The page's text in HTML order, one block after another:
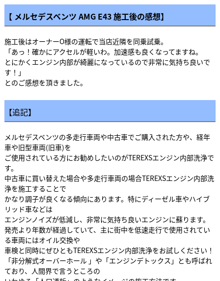
【 メルセデスベンツ AMG E43 施工後の感想】
施工後はオーナーO様の運転で当店近隣を同乗試乗。
「あっ！確かにアクセルが軽いわ。加速感も良くなってますね。
とにかくエンジン内部が綺麗になっているので非常に気持ち良いで
す！」
とのご感想を頂きました。
【追記】
メルセデスベンツの多走行車両や中古車でご購入された方や、経年
車や旧型車両(旧車)を
ご使用されている方にお勧めしたいのがTEREXSエンジン内部洗浄で
す。
中古車に買い替えた場合や多走行車両の場合TEREXSエンジン内部洗
浄を施工することで
かなり調子が良くなる傾向にあります。特にディーゼル車やハイブ
リッド車などは
エンジンノイズが低減し、非常に気持ち良いエンジンに蘇ります。
発売より年数が経過していて、主に街中を低速走行で使用されてい
る車両にはオイル交換や
車検と同時にぜひともTEREXSエンジン内部洗浄をお試しください！
「非分解式オーバーホール 」や「エンジンデトックス」とも呼ばれ
ており、人間界で言うところの